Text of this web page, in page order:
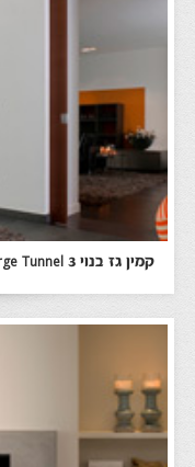
קמין גז בנוי Derby Large Tunnel 3